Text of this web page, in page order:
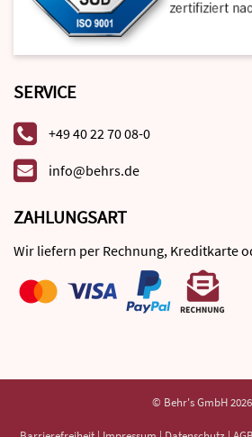
SERVICE
+49 40 22 70 08-0
info@behrs.de
ZAHLUNGSART
Wir liefern per Rechnung, Kreditkarte
© Behr's GmbH 2026